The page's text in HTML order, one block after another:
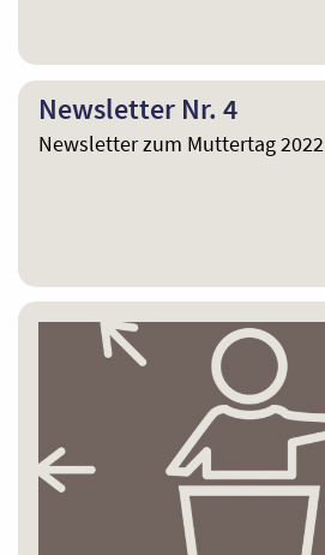
Newsletter Nr. 4
Newsletter zum Muttertag 2022